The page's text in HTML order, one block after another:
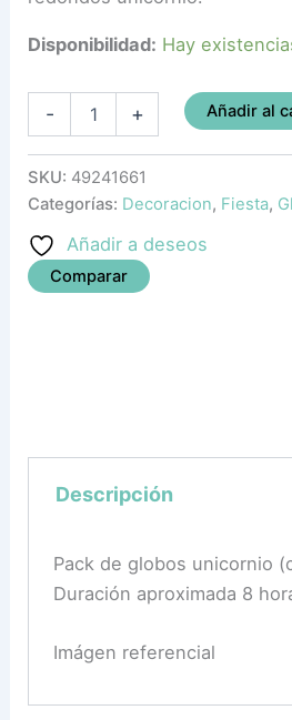
Disponibilidad: Hay
- + Añadir al
SKU: 49241661
Categorías: Decoracion, Fiesta,
Añadir a deseos
Comparar
Descripción
Pack de globos unicornio
Duración aproximada 8
Imágen referencial